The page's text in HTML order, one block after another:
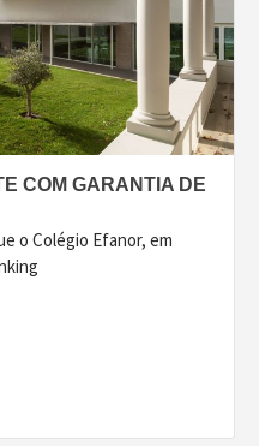
COM GARANTIA DE
o Colégio Efanor, em